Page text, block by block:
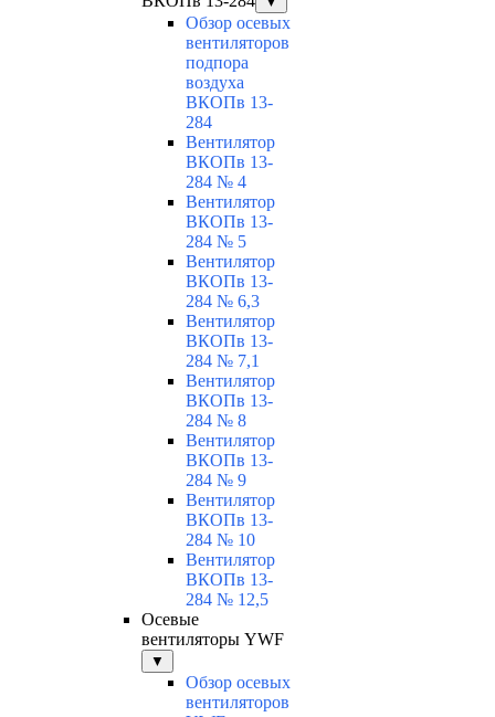
Обзор осевых
вентиляторов
подпора
воздуха
ВКОПв 13-
284
Вентилятор
ВКОПв 13-
284 № 4
Вентилятор
ВКОПв 13-
284 № 5
Вентилятор
ВКОПв 13-
284 № 6,3
Вентилятор
ВКОПв 13-
284 № 7,1
Вентилятор
ВКОПв 13-
284 № 8
Вентилятор
ВКОПв 13-
284 № 9
Вентилятор
ВКОПв 13-
284 № 10
Вентилятор
ВКОПв 13-
284 № 12,5
Осевые
вентиляторы YWF
▼
Обзор осевых
вентиляторов